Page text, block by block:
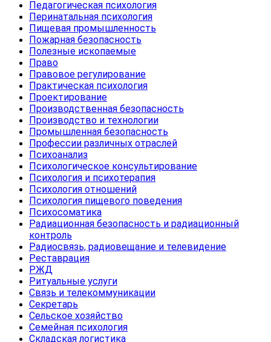
Педагогическая психология
Перинатальная психология
Пищевая промышленность
Пожарная безопасность
Полезные ископаемые
Право
Правовое регулирование
Практическая психология
Проектирование
Производственная безопасность
Производство и технологии
Промышленная безопасность
Профессии различных отраслей
Психоанализ
Психологическое консультирование
Психология и психотерапия
Психология отношений
Психология пищевого поведения
Психосоматика
Радиационная безопасность и радиационный
контроль
Радиосвязь, радиовещание и телевидение
Реставрация
РЖД
Ритуальные услуги
Связь и телекоммуникации
Секретарь
Сельское хозяйство
Семейная психология
Складская логистика